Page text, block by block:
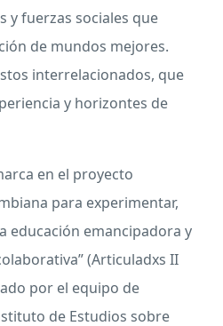
y fuerzas sociales que
de mundos mejores.
interrelacionados, que
y horizontes de
en el proyecto
para experimentar,
educación emancipadora y
(Articuladxs II
por el equipo de
de Estudios sobre